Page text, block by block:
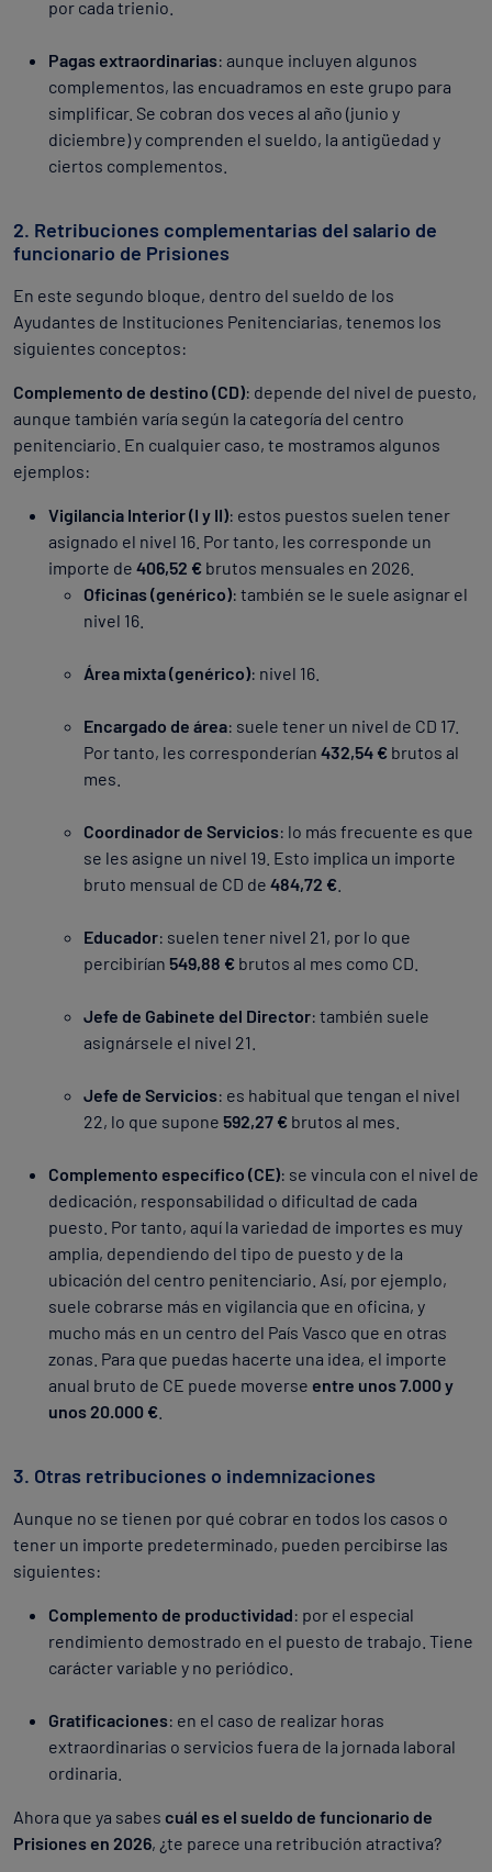
por cada trienio.
Pagas extraordinarias: aunque incluyen algunos
complementos, las encuadramos en este grupo para
simplificar. Se cobran dos veces al año (junio y
diciembre) y comprenden el sueldo, la antigüedad y
ciertos complementos.
2. Retribuciones complementarias del salario de
funcionario de Prisiones
En este segundo bloque, dentro del sueldo de los
Ayudantes de Instituciones Penitenciarias, tenemos los
siguientes conceptos:
Complemento de destino (CD): depende del nivel de puesto,
aunque también varía según la categoría del centro
penitenciario. En cualquier caso, te mostramos algunos
ejemplos:
Vigilancia Interior (I y II): estos puestos suelen tener
asignado el nivel 16. Por tanto, les corresponde un
importe de 406,52 € brutos mensuales en 2026.
Oficinas (genérico): también se le suele asignar el
nivel 16.
Área mixta (genérico): nivel 16.
Encargado de área: suele tener un nivel de CD 17.
Por tanto, les corresponderían 432,54 € brutos al
mes.
Coordinador de Servicios: lo más frecuente es que
se les asigne un nivel 19. Esto implica un importe
bruto mensual de CD de 484,72 €
Educador: suelen tener nivel 21, por lo que
percibirían 549,88 € brutos al mes como CD.
Jefe de Gabinete del Director: también suele
asignársele el nivel 21.
Jefe de Servicios: es habitual que tengan el nivel
22, lo que supone 592,27 € brutos al mes.
Complemento específico (CE): se vincula con el nivel de
dedicación, responsabilidad o dificultad de cada
puesto. Por tanto, aquí la variedad de importes es muy
amplia, dependiendo del tipo de puesto y de la
ubicación del centro penitenciario. Así, por ejemplo,
suele cobrarse más en vigilancia que en oficina, y
mucho más en un centro del País Vasco que en otras
zonas. Para que puedas hacerte una idea, el importe
anual bruto de CE puede moverse entre unos 7.000 y
unos 20.000 €
3. Otras retribuciones o indemnizaciones
Aunque no se tienen por qué cobrar en todos los casos o
tener un importe predeterminado, pueden percibirse las
siguientes:
Complemento de productividad: por el especial
rendimiento demostrado en el puesto de trabajo. Tiene
carácter variable y no periódico.
Gratificaciones: en el caso de realizar horas
extraordinarias o servicios fuera de la jornada laboral
ordinaria.
Ahora que ya sabes cuál es el sueldo de funcionario de
Prisiones en 2026, ¿te parece una retribución atractiva?